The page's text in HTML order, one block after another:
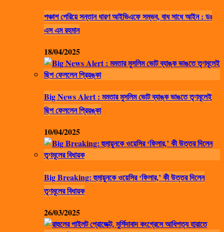
পঞ্চাশ পেরিয়ে সন্তান ধারণ আইভিএফে সম্ভব, বাধ সাধে আইন : ডঃ
এস এম রহমান
18/04/2025
Big News Alert : মমতার মুসলিম ভোট ব্যাঙ্ক ভাঙতে তৃণমূলেই
ছিপ ফেললেন প্রিয়ঙ্কা
10/04/2025
Big Breaking: হুমায়ুনকে ওয়েসির ‘ফিলার,’ কী উত্তর দিলেন
তৃণমূলের বিধায়ক
26/03/2025